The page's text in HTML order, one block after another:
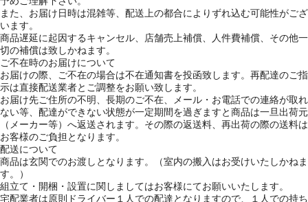
また、お届け日時は混雑等、配送上の都合によりずれ込む可能性がござ
います。
商品遅延に起因するキャンセル、店舗売上補償、人件費補償、その他一
切の補償は致しかねます。
ご不在時のお届けについて
お届けの際、ご不在の場合は不在通知書を投函致します。再配達のご指
示は直接配送業者とご調整をお願い致します。
お届け先ご住所の不明、長期のご不在、メール・お電話での連絡が取れ
ない等、配達ができない状態が一定期間を過ぎますと商品は一旦出荷元
（メーカー等）へ返送されます。その際の返送料、再出荷の際の送料は
お客様のご負担となります。
配送について
商品は玄関でのお渡しとなります。（室内の搬入はお受けいたしかねま
す。）
組立て・開梱・設置に関しましてはお客様にてお願いいたします。
宅配業者は原則ドライバー１人での配達となりますので、１人での持ち